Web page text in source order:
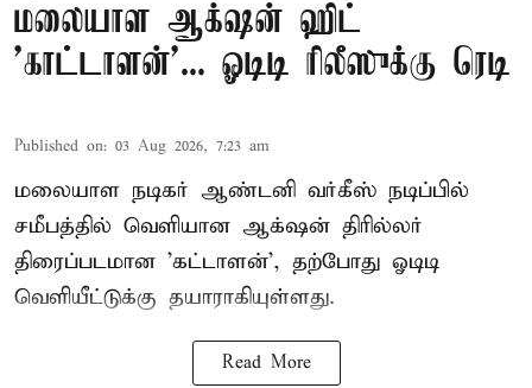
மலையாள ஆக்‌ஷன் ஹிட்
'காட்டாளன்'... ஓடிடி ரிலீஸுக்கு ரெடி
Published on: 03 Aug 2026, 7:23 am
மலையாள நடிகர் ஆண்டனி வர்கீஸ் நடிப்பில்
சமீபத்தில் வெளியான ஆக்‌ஷன் திரில்லர்
திரைப்படமான 'கட்டாளன்', தற்போது ஓடிடி
வெளியீட்டுக்கு தயாராகியுள்ளது.
Read More